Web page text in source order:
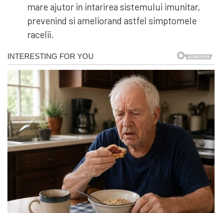
mare ajutor in intarirea sistemului imunitar,
prevenind si ameliorand astfel simptomele
racelii.